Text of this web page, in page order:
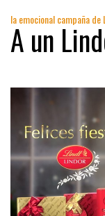
la emocional campaña
A un